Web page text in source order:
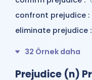
confront prejudice :
eliminate prejudice :
32 Örnek daha
Prejudice (n)